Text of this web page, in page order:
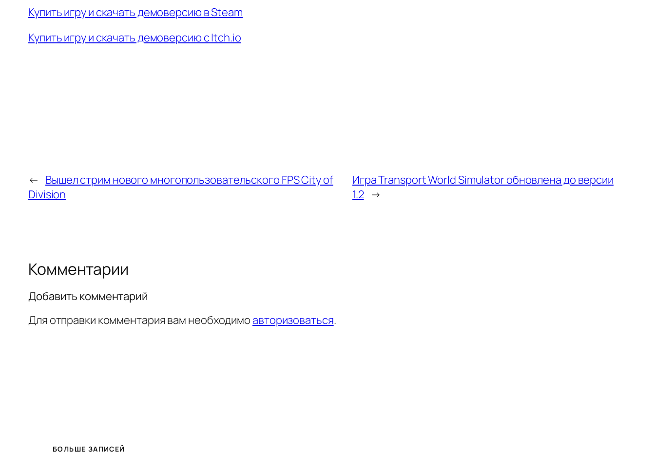
Купить игру и скачать демоверсию в Steam
Купить игру и скачать демоверсию с Itch.io
← Вышел стрим нового многопользовательского FPS City of
Division
Игра Transport World Simulator обновлена до версии
1.2 →
Комментарии
Добавить комментарий
Для отправки комментария вам необходимо авторизоваться.
БОЛЬШЕ ЗАПИСЕЙ